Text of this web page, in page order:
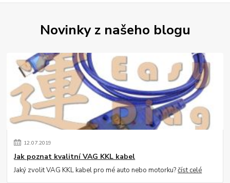
Novinky z našeho blogu
12.07.2019
Jak poznat kvalitní VAG KKL kabel
Jaký zvolit VAG KKL kabel pro mé auto nebo motorku?číst celé